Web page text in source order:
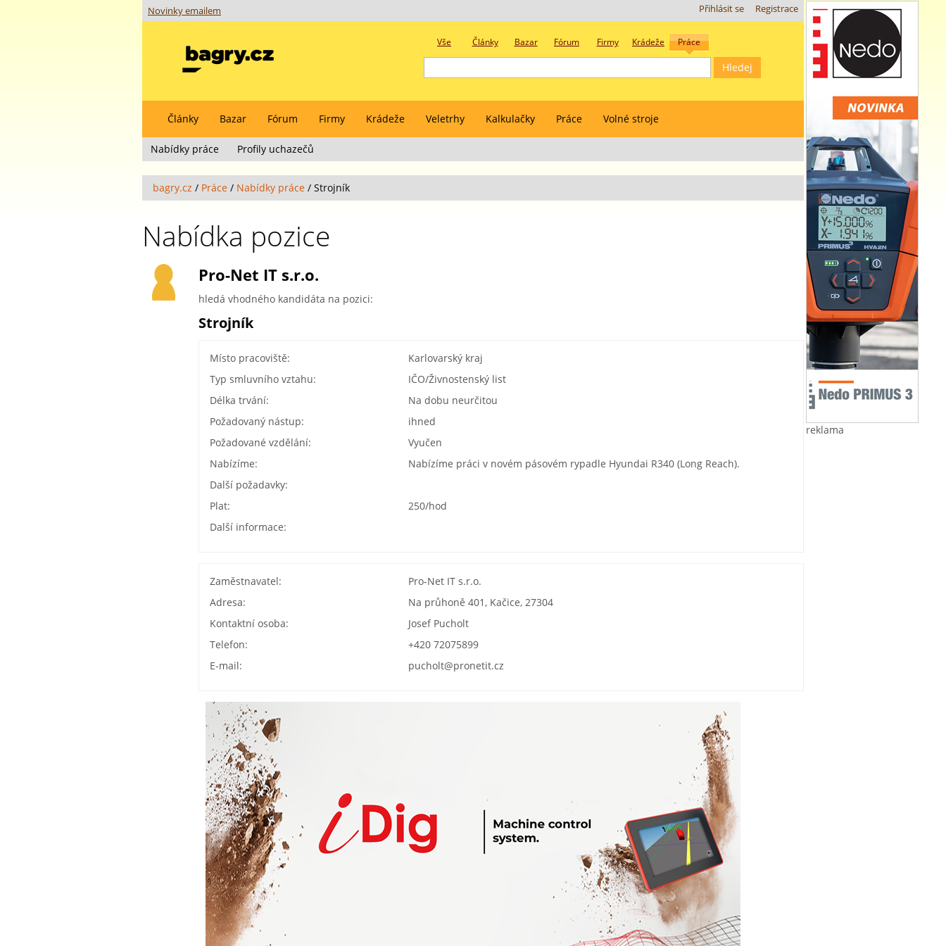
reklama
Novinky emailem Registrace
Přihlásit se
Vše Články Bazar Fórum Firmy Krádeže Práce
Články Bazar Fórum Firmy Krádeže Veletrhy Kalkulačky Práce Volné stroje
Nabídky práce Profily uchazečů
bagry.cz / Práce / Nabídky práce / Strojník
Nabídka pozice
Pro-Net IT s.r.o.
hledá vhodného kandidáta na pozici:
Strojník
Místo pracoviště:
Karlovarský kraj
Typ smluvního vztahu:
IČO/Živnostenský list
Délka trvání:
Na dobu neurčitou
Požadovaný nástup:
ihned
Požadované vzdělání:
Vyučen
Nabízíme:
Nabízíme práci v novém pásovém rypadle Hyundai R340 (Long Reach).
Další požadavky:
Plat:
250/hod
Další informace:
Zaměstnavatel:
Pro-Net IT s.r.o.
Adresa:
Na průhoně 401, Kačice, 27304
Kontaktní osoba:
Josef Pucholt
Telefon:
+420 72075899
E-mail:
pucholt@pronetit.cz